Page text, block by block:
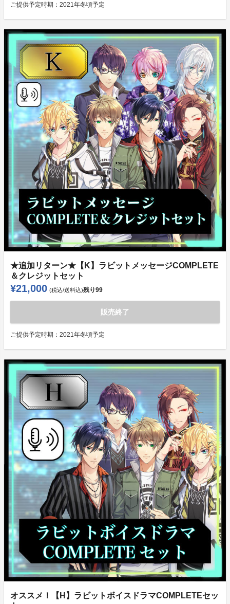
ご提供予定時期： 2021年冬頃予定
★追加リターン★【K】ラビットメッセージCOMPLETE
＆クレジットセット
¥21,000 (税込/送料込)残り99
販売終了
ご提供予定時期： 2021年冬頃予定
オススメ！【H】ラビットボイスドラマCOMPLETEセッ